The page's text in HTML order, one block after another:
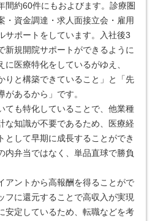
間約60件にもおよびます。診療圏
・資金調達・求人面接立会・雇用
サポートをしています。入社後3
新規開院サポートができるように
に医療特化をしているがゆえ、
りと構築できていること」と「先
あるから」です。
ても特化していることで、他業種
な知識が不要であるため、医療経
として早期に成長することができ
内弁当ではなく、単品直球で勝負
アントから高報酬を得ることがで
フに還元することで高収入が実現
安定しているため、転職などを考